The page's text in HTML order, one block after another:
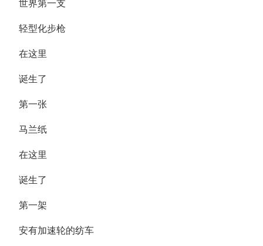
世界第一支
轻型化步枪
在这里
诞生了
第一张
马兰纸
在这里
诞生了
第一架
安有加速轮的纺车